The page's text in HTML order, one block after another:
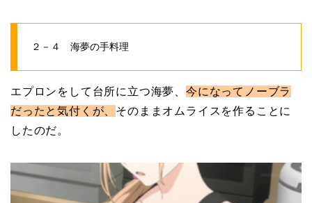
２－４ 海夢の手料理
エプロンをして台所に立つ海夢、今になってノーブラ
だったと気付くが、 そのままオムライスを作ることに
したのだ。